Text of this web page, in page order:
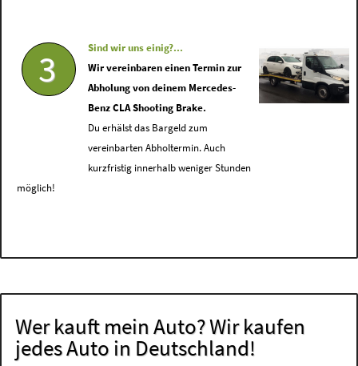
3
Sind wir uns einig?...
Wir vereinbaren einen Termin zur
Abholung von deinem Mercedes-
Benz CLA Shooting Brake.
Du erhälst das Bargeld zum
vereinbarten Abholtermin. Auch
kurzfristig innerhalb weniger Stunden
möglich!
Wer kauft mein Auto? Wir kaufen
jedes Auto in Deutschland!